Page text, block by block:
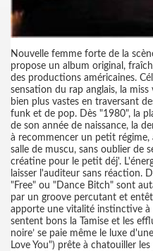
Nouvelle femme forte de la
propose un album original,
des productions américaines.
sensation du rap anglais, la
bien plus vastes en traversant
funk et de pop. Dès "1980", la
de son année de naissance, la
à recommencer un petit
salle de muscu, sans oublier de
créatine pour le petit déj'.
laisser l'auditeur sans réaction.
"Free" ou "Dance Bitch" sont
par un groove percutant et
apporte une vitalité instinctive
sentent bons la Tamise et les
noire’ se paie même le luxe
Love You") prête à chatouiller